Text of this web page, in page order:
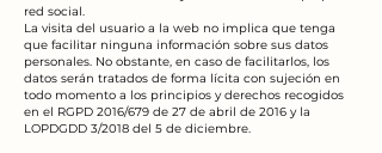
red social.
La visita del usuario a la web no implica que tenga
que facilitar ninguna información sobre sus datos
personales. No obstante, en caso de facilitarlos, los
datos serán tratados de forma lícita con sujeción en
todo momento a los principios y derechos recogidos
en el RGPD 2016/679 de 27 de abril de 2016 y la
LOPDGDD 3/2018 del 5 de diciembre.